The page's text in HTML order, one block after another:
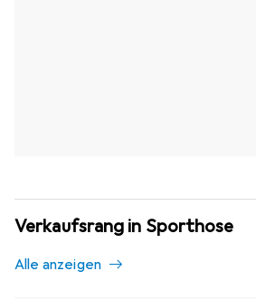
Verkaufsrang in Sporthose
Alle anzeigen